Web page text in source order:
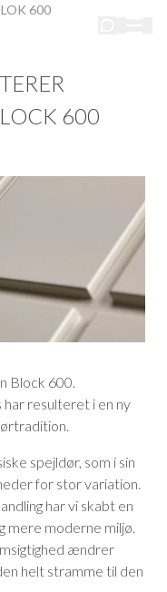
600
600
Block 600.
resulteret i en ny
spejldør, som i sin
for stor variation.
har vi skabt en
mere moderne miljø.
ændrer
helt stramme til den